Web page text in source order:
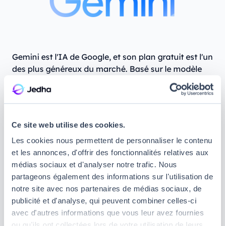
Ce site web utilise des cookies.
Les cookies nous permettent de personnaliser le contenu
et les annonces, d'offrir des fonctionnalités relatives aux
médias sociaux et d'analyser notre trafic. Nous
partageons également des informations sur l'utilisation de
notre site avec nos partenaires de médias sociaux, de
publicité et d'analyse, qui peuvent combiner celles-ci
avec d'autres informations que vous leur avez fournies
Gemini est l'IA de Google, et son plan gratuit est l'un
des plus généreux du marché. Basé sur le modèle
Gemini 3.5 Flash, l'assistant se distingue par sa
rapidité et surtout par son intégration native à
l'écosystème Google. Si vous utilisez Gmail, Google
un allié redoutable, capable de puiser directement
dans vos fichiers et vos emails pour vous répondre.
Ce que vous pouvez faire gratuitement :
Discuter sans limites strictes avec le modèle
Flash, très rapide et capable de gérer texte,
images et code